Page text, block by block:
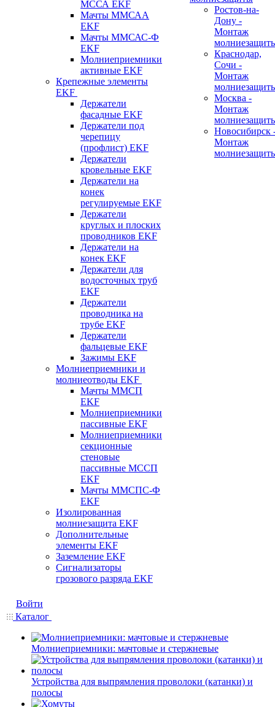
МССА EKF
Мачты ММСАА
EKF
Мачты ММСАС-Ф
EKF
Молниеприемники
активные EKF
Крепежные элементы
EKF
Держатели
фасадные EKF
Держатели под
черепицу
(профлист) EKF
Держатели
кровельные EKF
Держатели на
конек
регулируемые EKF
Держатели
круглых и плоских
проводников EKF
Держатели на
конек EKF
Держатели для
водосточных труб
EKF
Держатели
проводника на
трубе EKF
Держатели
фальцевые EKF
Зажимы EKF
Молниеприемники и
молниеотводы EKF
Мачты ММСП
EKF
Молниеприемники
пассивные EKF
Молниеприемники
секционные
стеновые
пассивные МССП
EKF
Мачты ММСПС-Ф
EKF
Изолированная
молниезащита EKF
Дополнительные
элементы EKF
Заземление EKF
Сигнализаторы
грозового разряда EKF
Ростов-на-
Дону -
Монтаж
Краснодар,
Сочи -
Монтаж
Москва -
Монтаж
Новосибирск
Монтаж
Войти
Каталог
Молниеприемники: мачтовые и стержневые
Устройства для выпрямления проволоки (катанки) и
полосы